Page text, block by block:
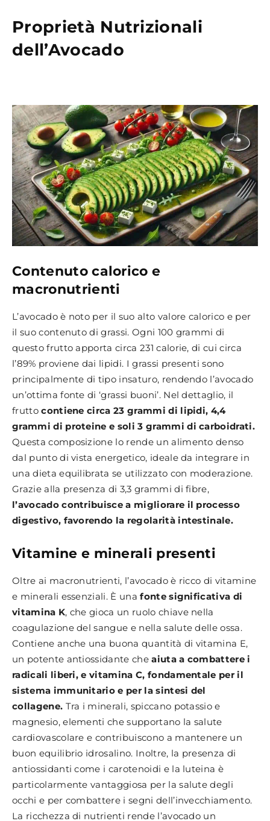
Proprietà Nutrizionali
dell’Avocado
Contenuto calorico e
macronutrienti
L’avocado è noto per il suo alto valore calorico e per
il suo contenuto di grassi. Ogni 100 grammi di
questo frutto apporta circa 231 calorie, di cui circa
l’89% proviene dai lipidi. I grassi presenti sono
principalmente di tipo insaturo, rendendo l’avocado
un’ottima fonte di ‘grassi buoni’. Nel dettaglio, il
fruttocontiene circa 23 grammi di lipidi, 4,4
grammi di proteine e soli 3 grammi di carboidrati.
Questa composizione lo rende un alimento denso
dal punto di vista energetico, ideale da integrare in
una dieta equilibrata se utilizzato con moderazione.
Grazie alla presenza di 3,3 grammi di fibre,
l’avocado contribuisce a migliorare il processo
digestivo, favorendo la regolarità intestinale.
Vitamine e minerali presenti
Oltre ai macronutrienti, l’avocado è ricco di vitamine
e minerali essenziali. È unafonte significativa di
vitamina K, che gioca un ruolo chiave nella
coagulazione del sangue e nella salute delle ossa.
Contiene anche una buona quantità di vitamina E,
un potente antiossidante cheaiuta a combattere i
radicali liberi, e vitamina C, fondamentale per il
sistema immunitario e per la sintesi del
collagene. Tra i minerali, spiccano potassio e
magnesio, elementi che supportano la salute
cardiovascolare e contribuiscono a mantenere un
buon equilibrio idrosalino. Inoltre, la presenza di
antiossidanti come i carotenoidi e la luteina è
particolarmente vantaggiosa per la salute degli
occhi e per combattere i segni dell’invecchiamento.
La ricchezza di nutrienti rende l’avocado un